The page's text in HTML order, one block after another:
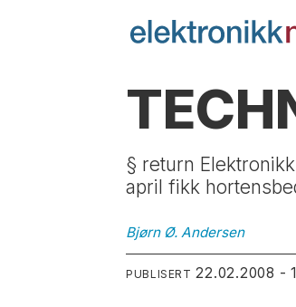
§ return
april fikk
Bjørn Ø. Andersen
PUBLISERT 22.02.2008 -